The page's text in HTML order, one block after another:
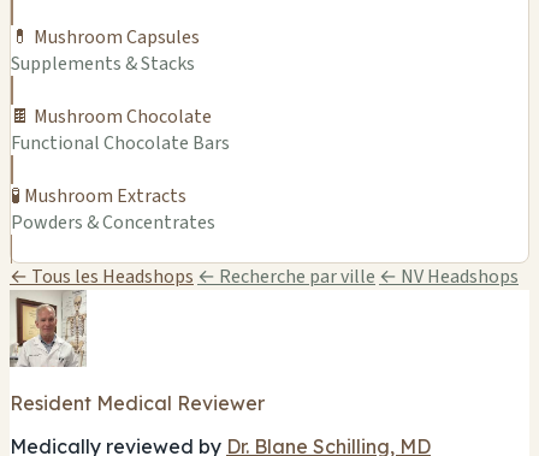
💊 Mushroom Capsules
Supplements & Stacks
🍫 Mushroom Chocolate
Functional Chocolate Bars
🧪 Mushroom Extracts
Powders & Concentrates
← Tous les Headshops ← Recherche par ville ← NV Headshops
Resident Medical Reviewer
Medically reviewed by Dr. Blane Schilling, MD